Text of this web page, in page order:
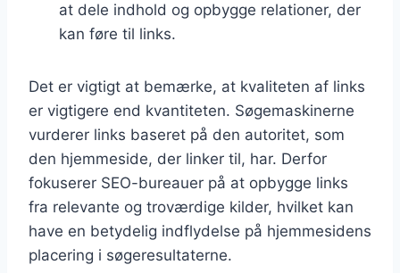
at dele indhold og opbygge relationer, der
kan føre til links.
Det er vigtigt at bemærke, at kvaliteten af links
er vigtigere end kvantiteten. Søgemaskinerne
vurderer links baseret på den autoritet, som
den hjemmeside, der linker til, har. Derfor
fokuserer SEO-bureauer på at opbygge links
fra relevante og troværdige kilder, hvilket kan
have en betydelig indflydelse på hjemmesidens
placering i søgeresultaterne.